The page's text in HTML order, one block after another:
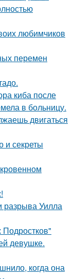
любимчиков
перемен
киба после
в больницу.
двигаться
и секреты
разрыва Уилла
девушке.
когда она